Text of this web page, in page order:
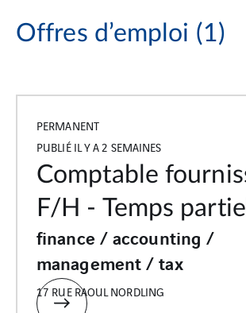
Offres d’emploi (1)
PERMANENT
PUBLIÉ IL Y A 2 SEMAINES
Comptable
F/H - Temps partiel
finance / accounting /
management / tax
17 RUE RAOUL NORDLING